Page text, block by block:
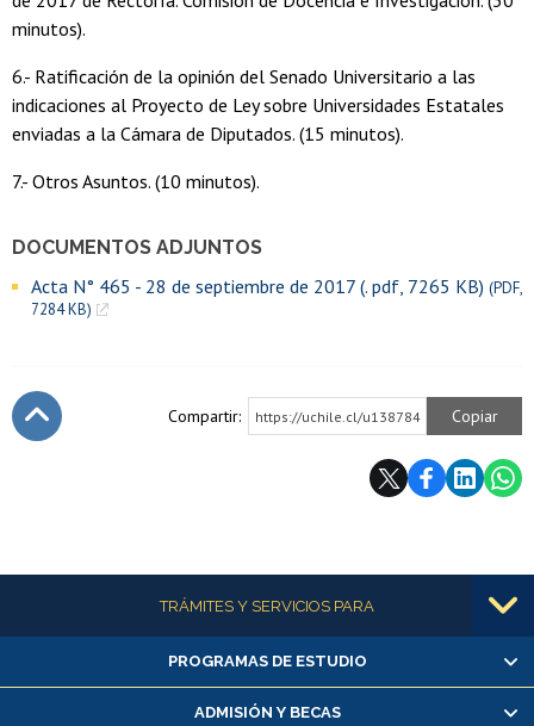
DOCUMENTOS ADJUNTOS
Acta N° 465 - 28 de septiembre de 2017 (. pdf, 7265 KB) (PDF,
7284 KB)
minutos).
6.- Ratificación de la opinión del Senado Universitario a las
indicaciones al Proyecto de Ley sobre Universidades Estatales
enviadas a la Cámara de Diputados. (15 minutos).
7.- Otros Asuntos. (10 minutos).
Compartir: https://uchile.cl/u138784 Copiar
Más informaciónTRÁMITES Y SERVICIOS PARA
Alumnas/os y exalumnas/os
Matrícula en línea
PROGRAMAS DE ESTUDIO
ADMISIÓN Y BECAS